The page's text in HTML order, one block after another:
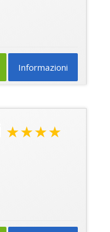
Informazioni
★★★★